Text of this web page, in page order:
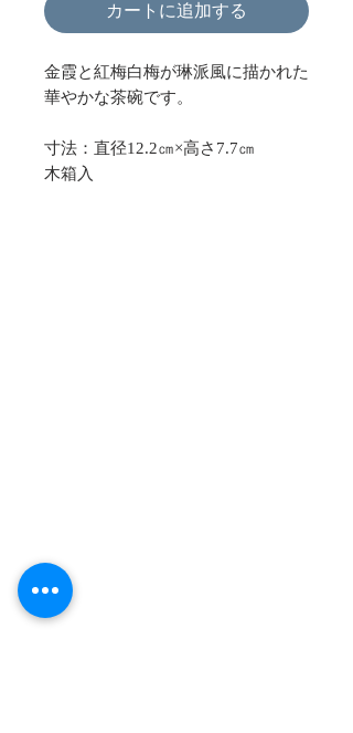
カートに追加する
金霞と紅梅白梅が琳派風に描かれた
華やかな茶碗です。
寸法：直径12.2㎝×高さ7.7㎝
木箱入